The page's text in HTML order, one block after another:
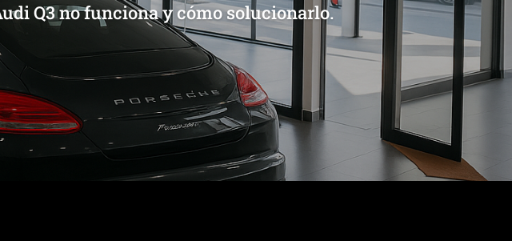
Q3 no funciona y cómo solucionarlo.